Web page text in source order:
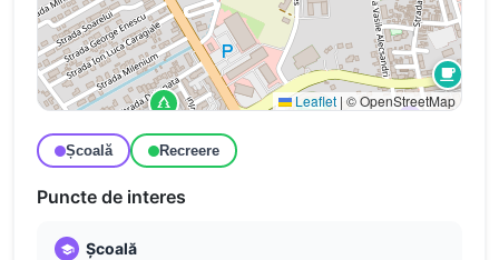
Leaflet | © OpenStreetMap
Școală Recreere
Puncte de interes
Școală